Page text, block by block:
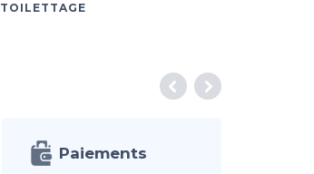
TOILETTAGE
Paiements